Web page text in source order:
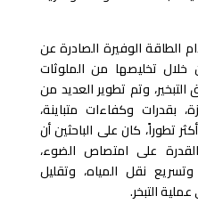
الطاقة الوفيرة الصادرة عن
تخليصها من الملوثات
وتم تطوير العديد من
بقدرات وكفاءات متباينة،
تطوراً، كان على الباحثين أن
على امتصاص الضوء،
نقل المياه، وتقليل
التبخر.